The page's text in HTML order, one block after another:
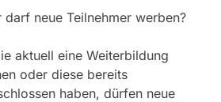
darf neue Teilnehmer werben?
aktuell eine Weiterbildung
oder diese bereits
haben, dürfen neue